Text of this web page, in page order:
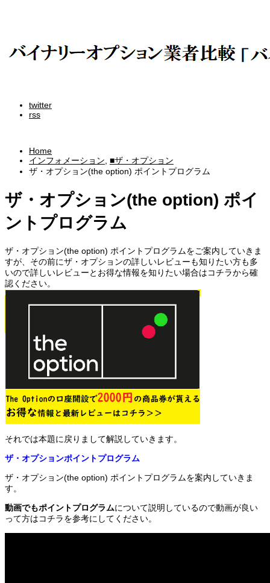
twitter
rss
Home
インフォメーション ■ザ・オプション
ザ・オプション(the option) ポイントプログラム
ザ・オプション(the option) ポイ
ントプログラム
ザ・オプション(the option) ポイントプログラムをご案内していきま
すが、その前にザ・オプションの詳しいレビューも知りたい方も多
いので詳しいレビューとお得な情報を知りたい場合はコチラから確
認ください。
それでは本題に戻りまして解説していきます。
ザ・オプションポイントプログラム
ザ・オプション(the option) ポイントプログラムを案内していきま
す。
動画でもポイントプログラムについて説明しているので動画が良い
って方はコチラを参考にしてください。